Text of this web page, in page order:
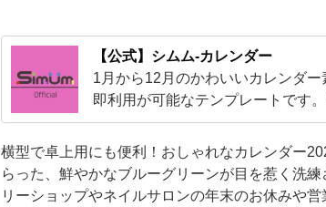
月
用・
誕
生
【公式】シムム-カレンダー
1月から12月のかわいいカレンダ
即利用が可能なテンプレートです
事が可能です！可愛い素材が盛り
横型で卓上用にも便利！おしゃれなカレンダー
らった、鮮やかなブルーグリーンが目を惹く洗
リーショップやネイルサロンの年末のお休みや